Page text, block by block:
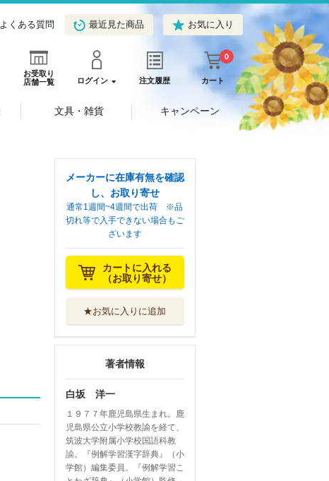
よくある質問 最近見た商品 お気に入り
お受取り
店舗一覧
ログイン 注文履歴 カート
0
文具・雑貨 キャンペーン
メーカーに在庫有無を確認
し、お取り寄せ
通常1週間~4週間で出荷 ※品
切れ等で入手できない場合もご
ざいます
カートに入れる
（お取り寄せ）
★お気に入りに追加
著者情報
白坂 洋一
１９７７年鹿児島県生まれ。鹿
児島県公立小学校教諭を経て、
筑波大学附属小学校国語科教
諭。『例解学習漢字辞典』（小
学館）編集委員。『例解学習こ